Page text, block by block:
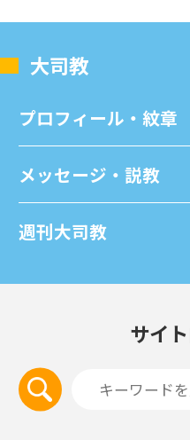
⼤司教
プロフィール・紋章
メッセージ・説教
週刊⼤司教
サイ